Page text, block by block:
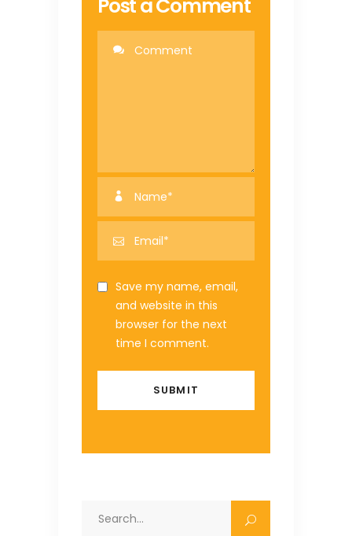
Post a Comment
Save my name, email,
and website in this
browser for the next
time I comment.